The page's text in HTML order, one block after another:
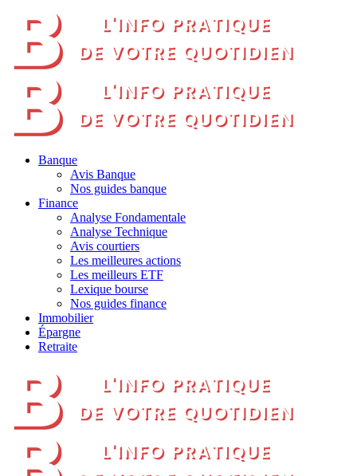
Banque
Avis Banque
Nos guides banque
Finance
Analyse Fondamentale
Analyse Technique
Avis courtiers
Les meilleures actions
Les meilleurs ETF
Lexique bourse
Nos guides finance
Immobilier
Épargne
Retraite